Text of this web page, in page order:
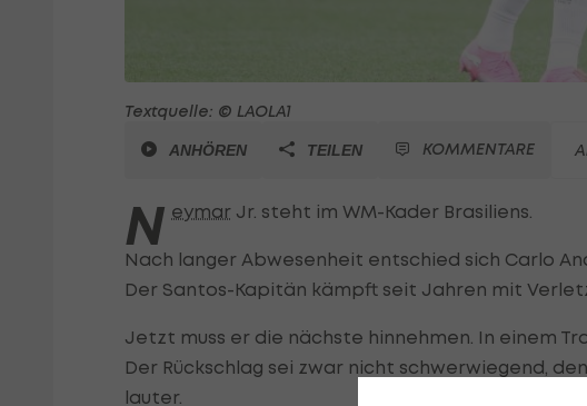
Textquelle: © LAOLA1
ANHÖREN TEILEN KOMMENTARE
N eymar Jr. steht im WM-Kader Brasiliens.
Nach langer Abwesenheit entschied sich Carlo
Der Santos-Kapitän kämpft seit Jahren mit
Jetzt muss er die nächste hinnehmen. In einem
Der Rückschlag sei zwar nicht schwerwiegend,
lauter.